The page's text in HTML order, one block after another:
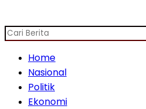
Home
Nasional
Politik
Ekonomi